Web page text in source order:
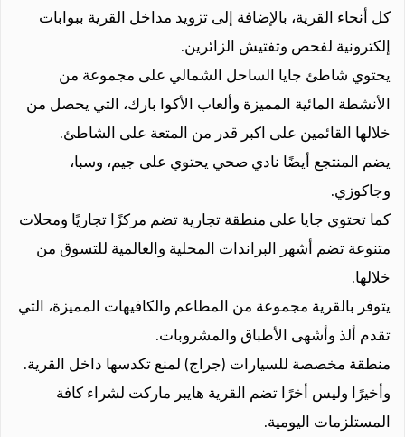
كل أنحاء القرية، بالإضافة إلى تزويد مداخل القرية ببوابات
إلكترونية لفحص وتفتيش الزائرين.
يحتوي شاطئ جايا الساحل الشمالي على مجموعة من
الأنشطة المائية المميزة وألعاب الأكوا بارك، التي يحصل من
خلالها القائمين على اكبر قدر من المتعة على الشاطئ.
يضم المنتجع أيضًا نادي صحي يحتوي على جيم، وسبا،
وجاكوزي.
كما تحتوي جايا على منطقة تجارية تضم مركزًا تجاريًا ومحلات
متنوعة تضم أشهر البراندات المحلية والعالمية للتسوق من
خلالها.
يتوفر بالقرية مجموعة من المطاعم والكافيهات المميزة، التي
تقدم ألذ وأشهى الأطباق والمشروبات.
منطقة مخصصة للسيارات (جراج) لمنع تكدسها داخل القرية.
وأخيرًا وليس أخرًا تضم القرية هايبر ماركت لشراء كافة
المستلزمات اليومية.